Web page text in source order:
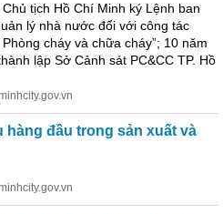
tịch Hồ Chí Minh ký Lệnh ban
lý nhà nước đối với công tác
cháy và chữa cháy”; 10 năm
lập Sở Cảnh sát PC&CC TP. Hồ
hàng đầu trong sản xuất và